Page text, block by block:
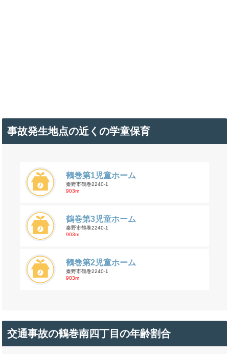
事故発生地点の近くの学童保育
鶴巻第1児童ホーム
秦野市鶴巻2240-1
903m
鶴巻第3児童ホーム
秦野市鶴巻2240-1
903m
鶴巻第2児童ホーム
秦野市鶴巻2240-1
903m
交通事故の鶴巻南四丁目の年齢割合